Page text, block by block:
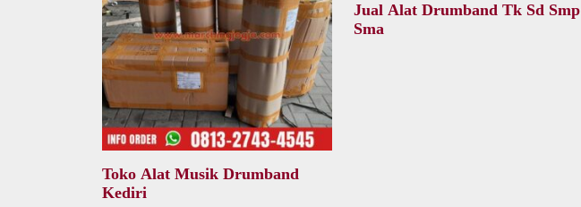
Toko Alat Musik Drumband
Kediri
Jual Alat Drumband Tk Sd Smp
Sma